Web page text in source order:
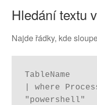
Hledání textu
Najde řádky, kde
TableName
| where
"powershell"